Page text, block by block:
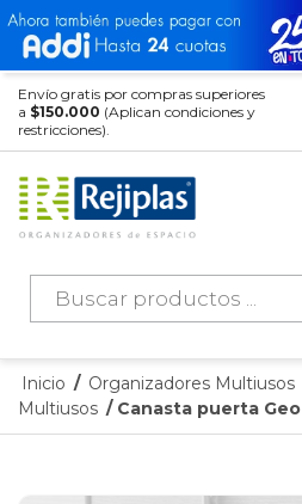
Envío gratis por compras superiores
a $150.000 (Aplican condiciones y
restricciones).
Búsqueda
productos
Inicio / Organizadores Multiusos
Multiusos / Canasta puerta Geo